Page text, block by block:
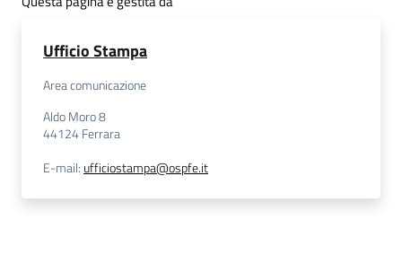
Ufficio Stampa
Area comunicazione
Aldo Moro 8
44124Ferrara
E-mail: ufficiostampa@ospfe.it